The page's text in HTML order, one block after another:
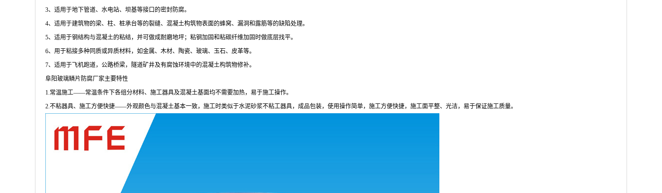
3、适用于地下管道、水电站、坝基等接口的密封防腐。
4、适用于建筑物的梁、柱、桩承台等的裂缝、混凝土构筑物表面的蜂窝、漏洞和露筋等的缺陷处理。
5、适用于钢结构与混凝土的粘结，并可做成耐磨地坪；粘钢加固和粘碳纤维加固时做底层找平。
6、用于粘接多种同质或异质材料，如金属、木材、陶瓷、玻璃、玉石、皮革等。
7、适用于飞机跑道，公路桥梁，隧道矿井及有腐蚀环境中的混凝土构筑物修补。
阜阳玻璃鳞片防腐厂家主要特性
1.常温施工――常温条件下各组分材料、施工器具及混凝土基面均不需要加热，易于施工操作。
2.不粘器具、施工方便快捷――外观颜色与混凝土基本一致，施工时类似于水泥砂浆不粘工器具，成品包装，使用操作简单，施工方便快捷，施工面平整、光洁，易于保证施工质量。